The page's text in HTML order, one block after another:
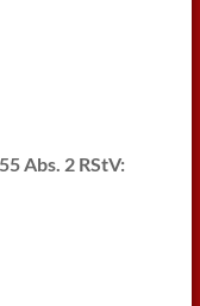
Abs. 2 RStV: